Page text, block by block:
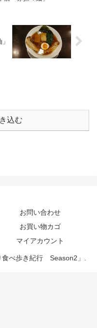
込む
お問い合わせ
お買い物カゴ
マイアカウント
食べ歩き紀行 Season2」.